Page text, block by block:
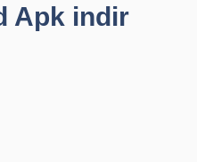
Apk indir